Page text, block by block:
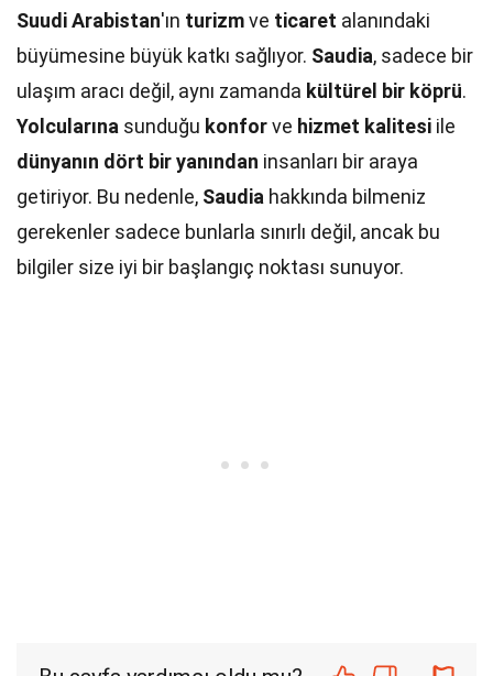
Suudi Arabistan'ın turizmve ticaret alanındaki
büyümesine büyük katkı sağlıyor. Saudia, sadece bir
ulaşım aracı değil, aynı zamanda kültürel bir köprü.
Yolcularına sunduğu konforve hizmet kalitesi ile
dünyanın dört bir yanından insanları bir araya
getiriyor. Bu nedenle, Saudia hakkında bilmeniz
gerekenler sadece bunlarla sınırlı değil, ancak bu
bilgiler size iyi bir başlangıç noktası sunuyor.